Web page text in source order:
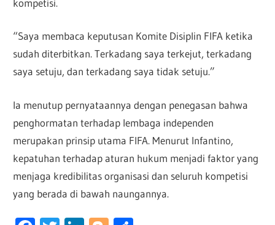
kompetisi.
“Saya membaca keputusan Komite Disiplin FIFA ketika
sudah diterbitkan. Terkadang saya terkejut, terkadang
saya setuju, dan terkadang saya tidak setuju.”
Ia menutup pernyataannya dengan penegasan bahwa
penghormatan terhadap lembaga independen
merupakan prinsip utama FIFA. Menurut Infantino,
kepatuhan terhadap aturan hukum menjadi faktor yang
menjaga kredibilitas organisasi dan seluruh kompetisi
yang berada di bawah naungannya.